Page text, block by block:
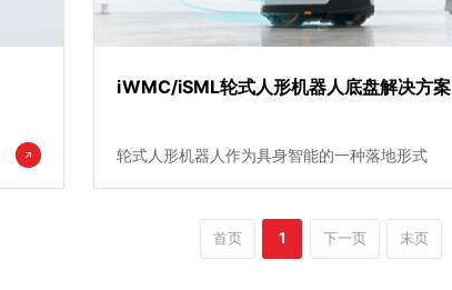
iWMC/iSML轮式人形机器人底盘解决方案
轮式人形机器人作为具身智能的一种落地形式
首页 1 下一页 末页